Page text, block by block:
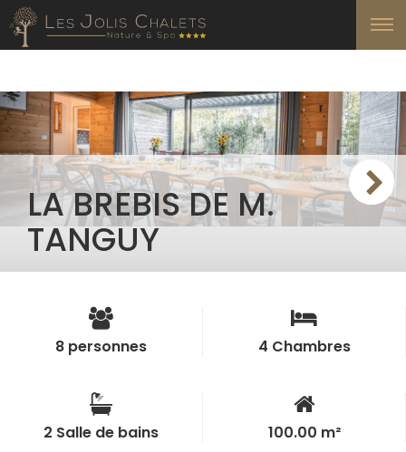
LA BREBIS DE M.
TANGUY
8 personnes 4 Chambres
2 Salle de bains 100.00 m²